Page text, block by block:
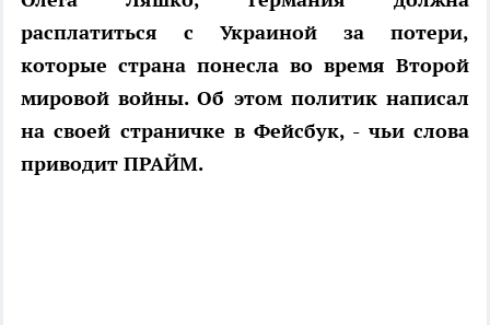
расплатиться с Украиной за потери,
которые страна понесла во время Второй
мировой войны. Об этом политик написал
на своей страничке в Фейсбук, - чьи слова
приводит ПРАЙМ.